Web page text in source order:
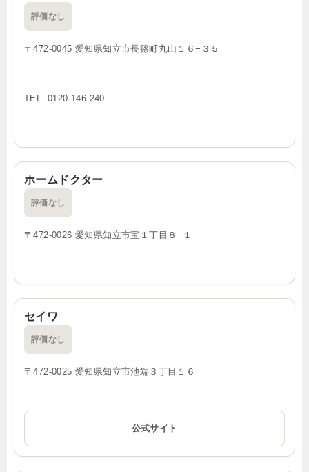
評価なし
〒472-0045 愛知県知立市長篠町丸山１６−３５
TEL: 0120-146-240
ホームドクター
評価なし
〒472-0026 愛知県知立市宝１丁目８−１
セイワ
評価なし
〒472-0025 愛知県知立市池端３丁目１６
公式サイト